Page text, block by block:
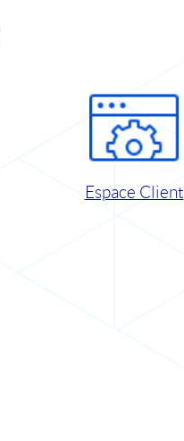
Espace Client